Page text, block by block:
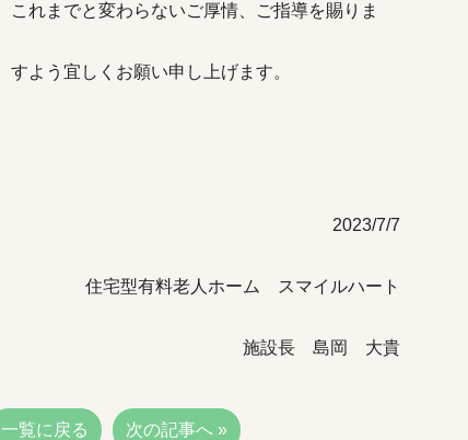
これまでと変わらないご厚情、ご指導を賜りま
すよう宜しくお願い申し上げます。
2023/7/7
住宅型有料老人ホーム スマイルハート
施設長 島岡 大貴
一覧に戻る 次の記事へ »